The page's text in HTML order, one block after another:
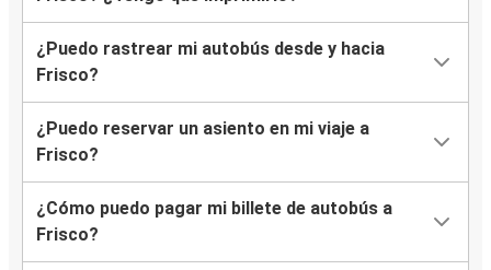
¿Puedo rastrear mi autobús desde y hacia
Frisco?
¿Puedo reservar un asiento en mi viaje a
Frisco?
¿Cómo puedo pagar mi billete de autobús a
Frisco?